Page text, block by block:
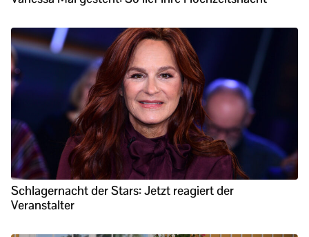
Schlagernacht der Stars: Jetzt reagiert der
Veranstalter